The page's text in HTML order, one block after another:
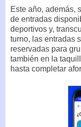
Este año, además,
de entradas
deportivos y,
turno, las entradas
reservadas para
también en la
hasta completar